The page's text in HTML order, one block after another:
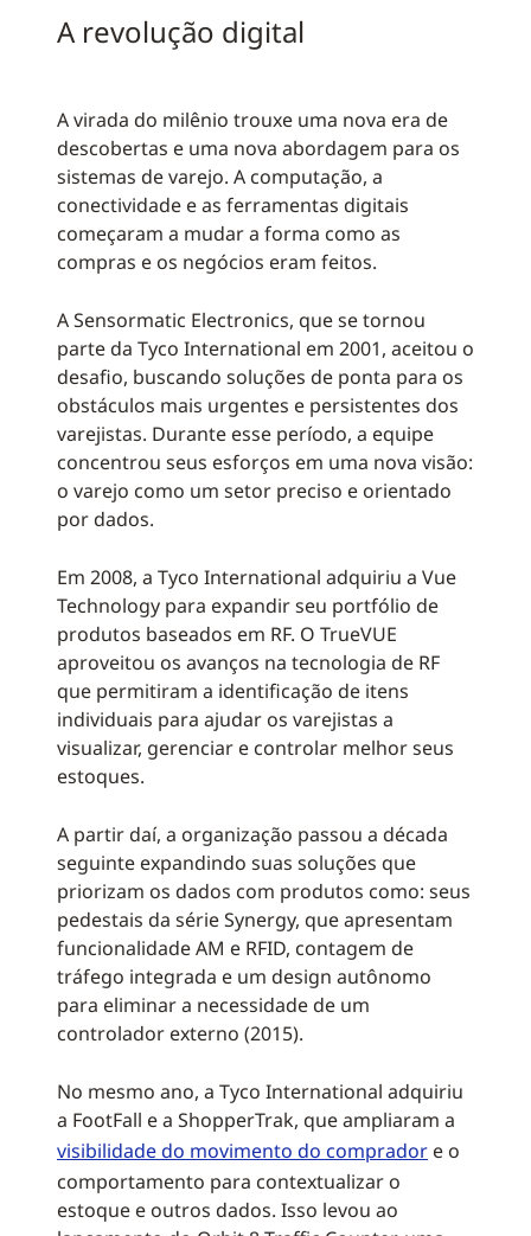
A revolução digital
A virada do milênio trouxe uma nova era de
descobertas e uma nova abordagem para os
sistemas de varejo. A computação, a
conectividade e as ferramentas digitais
começaram a mudar a forma como as
compras e os negócios eram feitos.
A Sensormatic Electronics, que se tornou
parte da Tyco International em 2001, aceitou o
desafio, buscando soluções de ponta para os
obstáculos mais urgentes e persistentes dos
varejistas. Durante esse período, a equipe
concentrou seus esforços em uma nova visão:
o varejo como um setor preciso e orientado
por dados.
Em 2008, a Tyco International adquiriu a Vue
Technology para expandir seu portfólio de
produtos baseados em RF. O TrueVUE
aproveitou os avanços na tecnologia de RF
que permitiram a identificação de itens
individuais para ajudar os varejistas a
visualizar, gerenciar e controlar melhor seus
estoques.
A partir daí, a organização passou a década
seguinte expandindo suas soluções que
priorizam os dados com produtos como: seus
pedestais da série Synergy, que apresentam
funcionalidade AM e RFID, contagem de
tráfego integrada e um design autônomo
para eliminar a necessidade de um
controlador externo (2015).
No mesmo ano, a Tyco International adquiriu
a FootFall e a ShopperTrak, que ampliaram a
visibilidade do movimento do comprador e o
comportamento para contextualizar o
estoque e outros dados. Isso levou ao